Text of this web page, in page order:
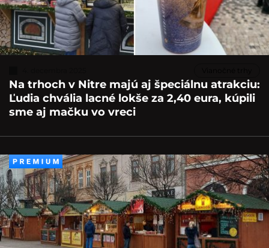
Na trhoch v Nitre majú aj špeciálnu atrakciu:
Ľudia chvália lacné lokše za 2,40 eura, kúpili
sme aj mačku vo vreci